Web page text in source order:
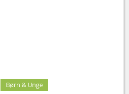
Børn & Unge